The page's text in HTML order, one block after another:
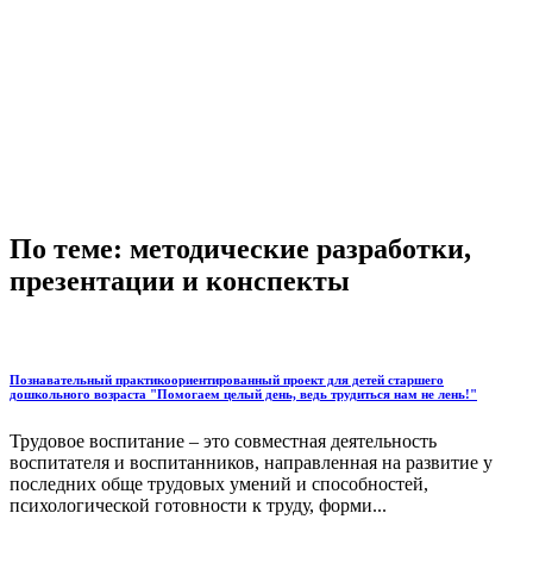
По теме: методические разработки,
презентации и конспекты
Познавательный практикоориентированный проект для детей старшего
дошкольного возраста "Помогаем целый день, ведь трудиться нам не лень!"
Трудовое воспитание – это совместная деятельность
воспитателя и воспитанников, направленная на развитие у
последних обще трудовых умений и способностей,
психологической готовности к труду, форми...